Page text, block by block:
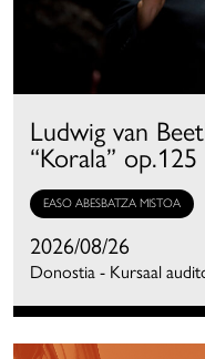
Ludwig van
“Korala” op.125
EASO ABESBATZA MISTOA
2026/08/26
Donostia - Kursaal